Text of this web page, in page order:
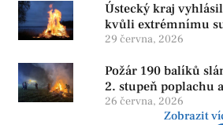
Ústecký kraj
kvůli extrémnímu
ohňů i pyrotechniky
29 června, 2026
Požár 190 balíků
2. stupeň poplachu
26 června, 2026
Zobrazit